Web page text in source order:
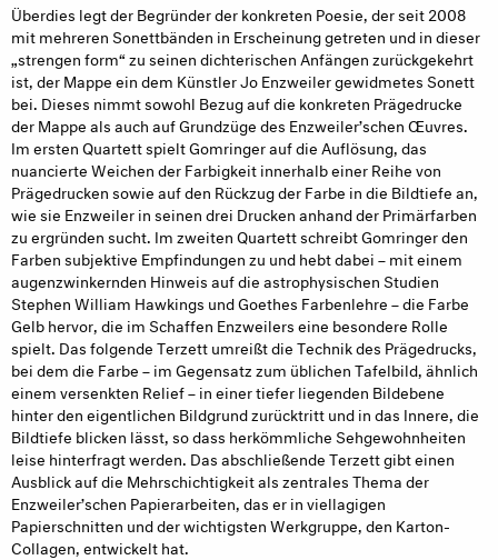
Überdies legt der Begründer der konkreten Poesie, der seit 2008
mit mehreren Sonettbänden in Erscheinung getreten und in dieser
„strengen form“ zu seinen dichterischen Anfängen zurückgekehrt
ist, der Mappe ein dem Künstler Jo Enzweiler gewidmetes Sonett
bei. Dieses nimmt sowohl Bezug auf die konkreten Prägedrucke
der Mappe als auch auf Grundzüge des Enzweiler’schen Œuvres.
Im ersten Quartett spielt Gomringer auf die Auflösung, das
nuancierte Weichen der Farbigkeit innerhalb einer Reihe von
Prägedrucken sowie auf den Rückzug der Farbe in die Bildtiefe an,
wie sie Enzweiler in seinen drei Drucken anhand der Primärfarben
zu ergründen sucht. Im zweiten Quartett schreibt Gomringer den
Farben subjektive Empfindungen zu und hebt dabei – mit einem
augenzwinkernden Hinweis auf die astrophysischen Studien
Stephen William Hawkings und Goethes Farbenlehre – die Farbe
Gelb hervor, die im Schaffen Enzweilers eine besondere Rolle
spielt. Das folgende Terzett umreißt die Technik des Prägedrucks,
bei dem die Farbe – im Gegensatz zum üblichen Tafelbild, ähnlich
einem versenkten Relief – in einer tiefer liegenden Bildebene
hinter den eigentlichen Bildgrund zurücktritt und in das Innere, die
Bildtiefe blicken lässt, so dass herkömmliche Sehgewohnheiten
leise hinterfragt werden. Das abschließende Terzett gibt einen
Ausblick auf die Mehrschichtigkeit als zentrales Thema der
Enzweiler’schen Papierarbeiten, das er in viellagigen
Papierschnitten und der wichtigsten Werkgruppe, den Karton-
Collagen, entwickelt hat.